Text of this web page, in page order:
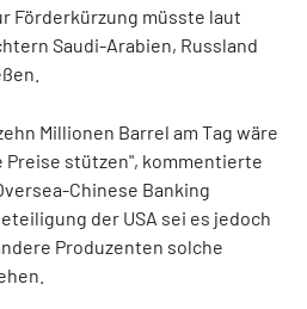
Förderkürzung müsste laut
Saudi-Arabien, Russland
Millionen Barrel am Tag wäre
stützen", kommentierte
Chinese Banking
der USA sei es jedoch
Produzenten solche